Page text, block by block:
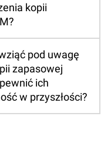
kopii
pod uwagę
zapasowej
ich
w przyszłości?